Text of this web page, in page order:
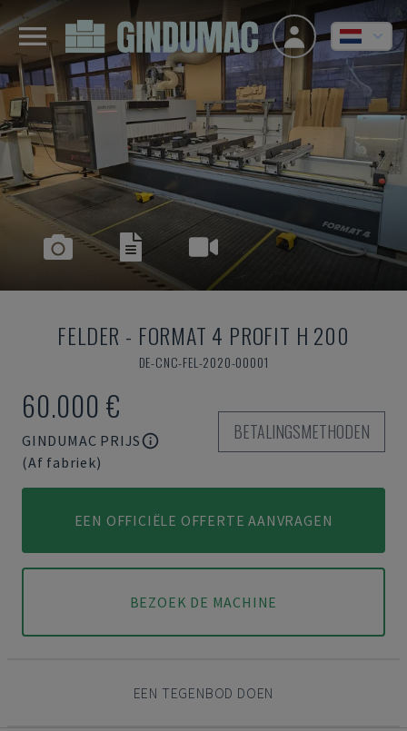
FELDER - FORMAT 4 PROFIT H 200
DE-CNC-FEL-2020-00001
60.000 €
GINDUMAC PRIJS
(Af fabriek)
BETALINGSMETHODEN
EEN OFFICIËLE OFFERTE AANVRAGEN
BEZOEK DE MACHINE
EEN TEGENBOD DOEN